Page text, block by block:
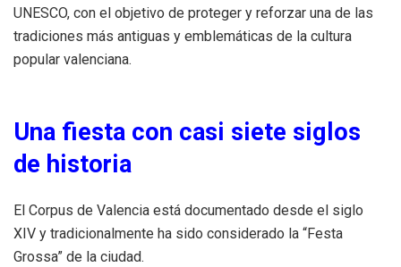
UNESCO, con el objetivo de proteger y reforzar una de las
tradiciones más antiguas y emblemáticas de la cultura
popular valenciana.
Una fiesta con casi siete siglos
de historia
El Corpus de Valencia está documentado desde el siglo
XIV y tradicionalmente ha sido considerado la “Festa
Grossa” de la ciudad.